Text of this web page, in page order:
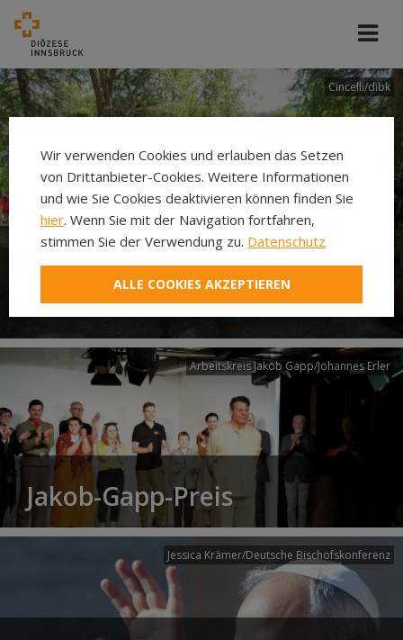
Cincelli/dibk
Neuer Pilgerweg Via
Laudato si’
Arbeitskreis Jakob Gapp/Johannes Erler
Jakob-Gapp-Preis
Jessica Krämer/Deutsche Bischofskonferenz
Wir verwenden Cookies und erlauben das Setzen
von Drittanbieter-Cookies. Weitere Informationen
und wie Sie Cookies deaktivieren können finden Sie
hier. Wenn Sie mit der Navigation fortfahren,
stimmen Sie der Verwendung zu. Datenschutz
ALLE COOKIES AKZEPTIEREN